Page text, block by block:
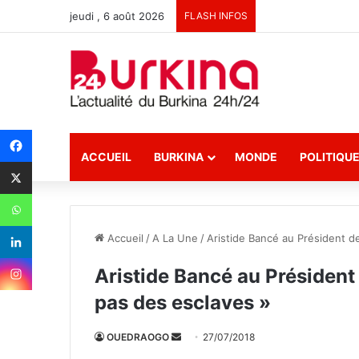
jeudi , 6 août 2026 FLASH INFOS
ACCUEIL BURKINA MONDE POLITIQUE
Accueil / A La Une / Aristide Bancé au Président
Aristide Bancé au
pas des esclaves »
OUEDRAOGO 27/07/2018